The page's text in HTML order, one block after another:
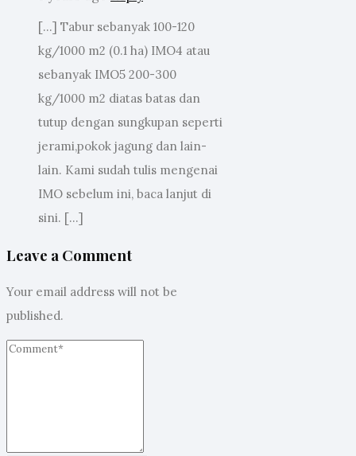
[…] Tabur sebanyak 100-120
kg/1000 m2 (0.1 ha) IMO4 atau
sebanyak IMO5 200-300
kg/1000 m2 diatas batas dan
tutup dengan sungkupan seperti
jerami,pokok jagung dan lain-
lain. Kami sudah tulis mengenai
IMO sebelum ini, baca lanjut di
sini. […]
Leave a Comment
Your email address will not be
published.